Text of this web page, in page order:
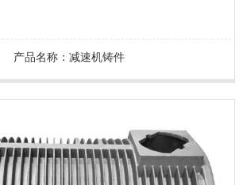
产品名称：减速机铸件